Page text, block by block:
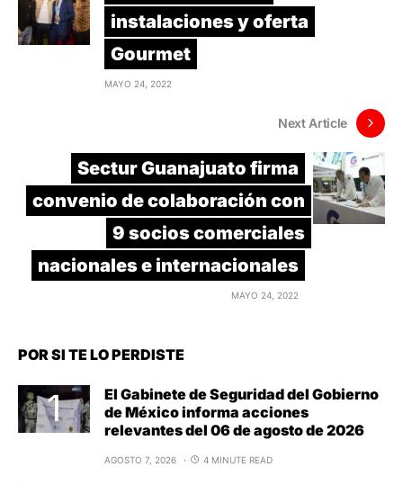
instalaciones y oferta
Gourmet
MAYO 24, 2022
Next Article
Sectur Guanajuato firma
convenio de colaboración con
9 socios comerciales
nacionales e internacionales
MAYO 24, 2022
POR SI TE LO PERDISTE
El Gabinete de Seguridad del Gobierno
de México informa acciones
relevantes del 06 de agosto de 2026
AGOSTO 7, 2026 4 MINUTE READ